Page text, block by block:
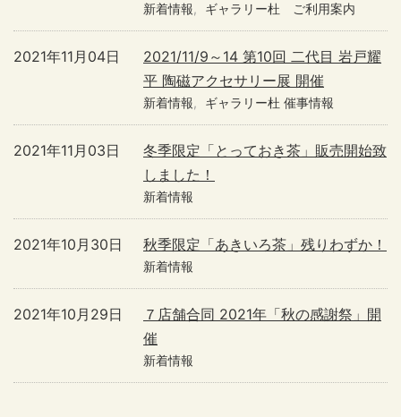
新着情報 ギャラリー杜 ご利用案内
2021/11/9～14 第10回 二代目 岩戸耀
平 陶磁アクセサリー展 開催
2021年11月04日
新着情報 ギャラリー杜 催事情報
冬季限定「とっておき茶」販売開始致
しました！
2021年11月03日
新着情報
秋季限定「あきいろ茶」残りわずか！
2021年10月30日
新着情報
７店舗合同 2021年「秋の感謝祭」開
催
2021年10月29日
新着情報